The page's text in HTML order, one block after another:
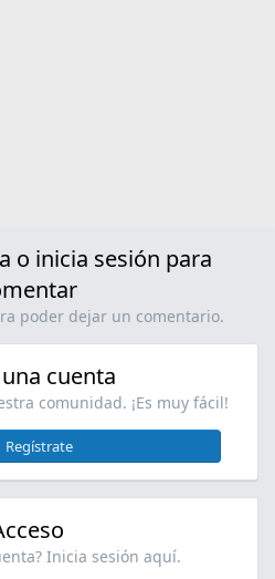
o inicia sesión para
poder dejar un comentario.
cuenta
comunidad. ¡Es muy fácil!
Regístrate
Inicia sesión aquí.